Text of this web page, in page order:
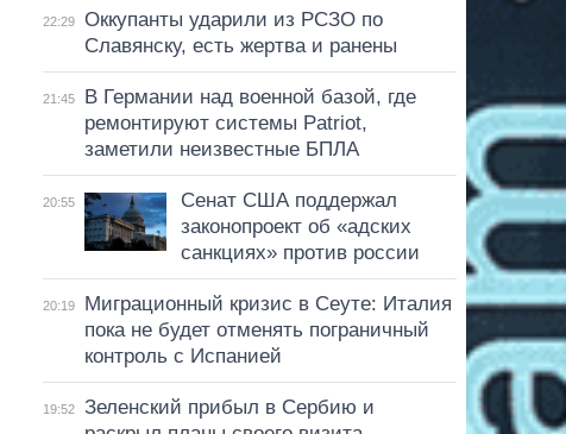
22:29
Оккупанты ударили из РСЗО по
Славянску, есть жертва и ранены
21:45
В Германии над военной базой, где
ремонтируют системы Patriot,
заметили неизвестные БПЛА
20:55
Сенат США поддержал
законопроект об «адских
санкциях» против россии
20:19
Миграционный кризис в Сеуте: Италия
пока не будет отменять пограничный
контроль с Испанией
19:52
Зеленский прибыл в Сербию и